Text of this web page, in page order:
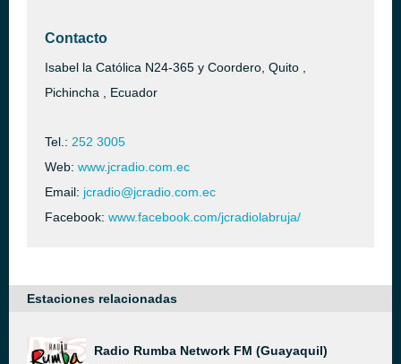
Contacto
Isabel la Católica N24-365 y Coordero, Quito ,
Pichincha , Ecuador
Tel.: 252 3005
Web: www.jcradio.com.ec
Email: jcradio@jcradio.com.ec
Facebook: www.facebook.com/jcradiolabruja/
Estaciones relacionadas
Radio Rumba Network FM (Guayaquil)